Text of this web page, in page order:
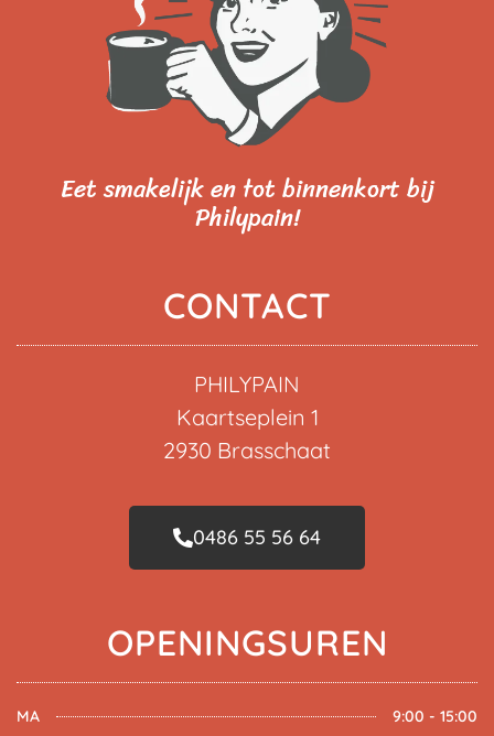
Eet smakelijk en tot binnenkort bij
Philypain!
CONTACT
PHILYPAIN
Kaartseplein 1
2930 Brasschaat
0486 55 56 64
OPENINGSUREN
MA 9:00 - 15:00